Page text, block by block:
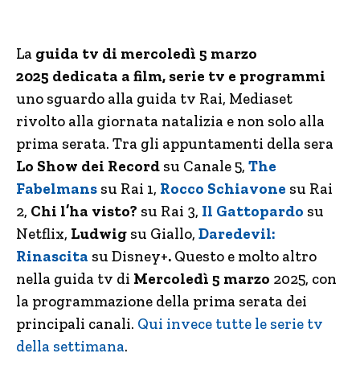
La guida tv di mercoledì 5 marzo
2025 dedicata a film, serie tv e programmi
uno sguardo alla guida tv Rai, Mediaset
rivolto alla giornata natalizia e non solo alla
prima serata. Tra gli appuntamenti della sera
Lo Show dei Record su Canale 5, The
Fabelmans su Rai 1, Rocco Schiavone su Rai
2, Chi l’ha visto? su Rai 3, Il Gattopardo su
Netflix, Ludwig su Giallo, Daredevil:
Rinascita su Disney+. Questo e molto altro
nella guida tv di Mercoledì 5 marzo 2025, con
la programmazione della prima serata dei
principali canali. Qui invece tutte le serie tv
della settimana.